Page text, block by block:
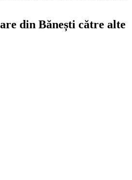
din Bănești către alte